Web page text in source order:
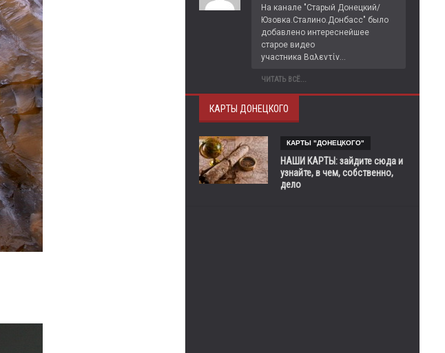
На канале "Старый Донецкий/
Юзовка.Сталино.Донбасс" было
добавлено интереснейшее
старое видео
участника Βαλεντίν...
ЧИТАТЬ ВСЁ...
КАРТЫ ДОНЕЦКОГО
КАРТЫ "ДОНЕЦКОГО"
НАШИ КАРТЫ: зайдите сюда и
узнайте, в чем, собственно,
дело